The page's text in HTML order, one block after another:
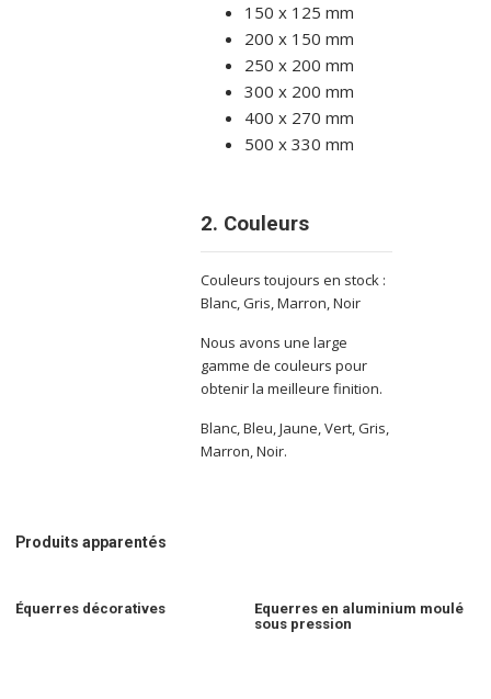
150 x 125 mm
200 x 150 mm
250 x 200 mm
300 x 200 mm
400 x 270 mm
500 x 330 mm
2. Couleurs
Couleurs toujours en stock :
Blanc, Gris, Marron, Noir
Nous avons une large
gamme de couleurs pour
obtenir la meilleure finition.
Blanc, Bleu, Jaune, Vert, Gris,
Marron, Noir.
Produits apparentés
Équerres décoratives
Equerres en aluminium moulé
sous pression